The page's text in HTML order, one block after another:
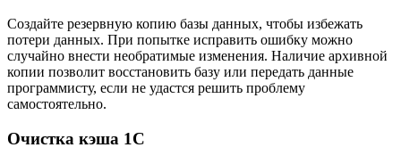
Создайте резервную копию базы данных, чтобы избежать
потери данных. При попытке исправить ошибку можно
случайно внести необратимые изменения. Наличие архивной
копии позволит восстановить базу или передать данные
программисту, если не удастся решить проблему
самостоятельно.
Очистка кэша 1С